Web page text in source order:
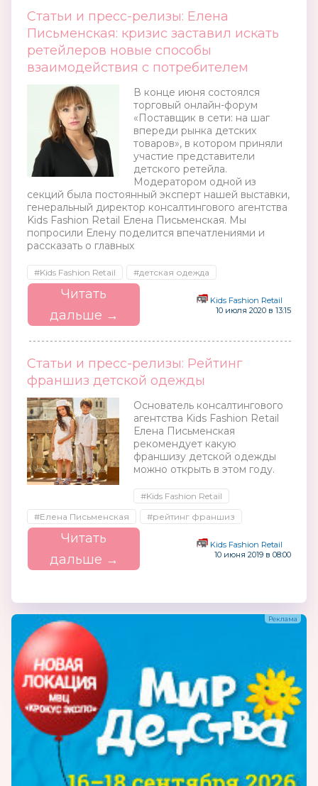
Статьи и пресс-релизы: Елена
Письменская: кризис заставил искать
ретейлеров новые способы
взаимодействия с потребителем
В конце июня состоялся
торговый онлайн-форум
«Поставщик в сети: на шаг
впереди рынка детских
товаров», в котором приняли
участие представители
детского ретейла.
Модератором одной из
секций была постоянный эксперт нашей выставки,
генеральный директор консалтингового агентства
Kids Fashion Retail Елена Письменская. Мы
попросили Елену поделится впечатлениями и
рассказать о главных
#Kids Fashion Retail #детская одежда
Читать
дальше →
Kids Fashion Retail
10 июля 2020 в 13:15
Статьи и пресс-релизы: Рейтинг
франшиз детской одежды
Основатель консалтингового
агентства Kids Fashion Retail
Елена Письменская
рекомендует какую
франшизу детской одежды
можно открыть в этом году.
#Kids Fashion Retail
#Елена Письменская
#рейтинг франшиз
Читать
дальше →
Kids Fashion Retail
10 июня 2019 в 08:00